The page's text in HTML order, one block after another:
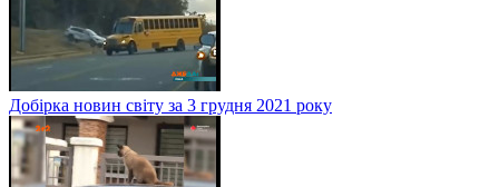
Добірка новин світу за 3 грудня 2021 року